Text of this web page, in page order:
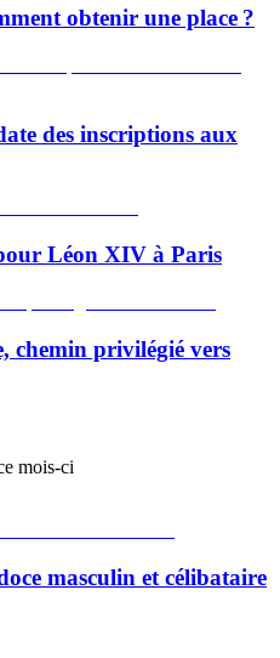
obtenir une place ?
des inscriptions aux
Léon XIV à Paris
chemin privilégié vers
mois-ci
masculin et célibataire